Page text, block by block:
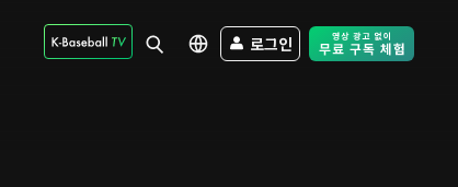
로그인 Free Trial -